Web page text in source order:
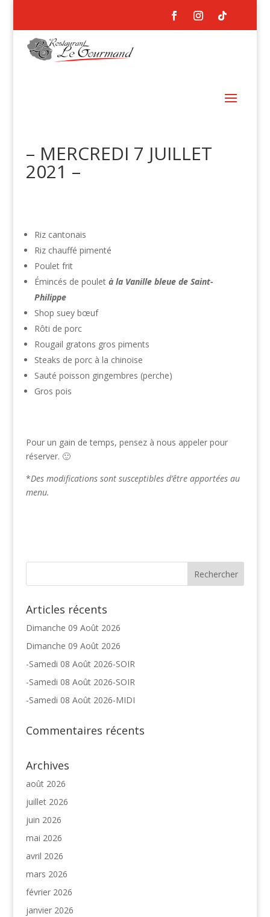
– MERCREDI 7 JUILLET
2021 –
Riz cantonais
Riz chauffé pimenté
Poulet frit
Émincés de poulet à la Vanille bleue de Saint-
Philippe
Shop suey bœuf
Rôti de porc
Rougail gratons gros piments
Steaks de porc à la chinoise
Sauté poisson gingembres (perche)
Gros pois
Pour un gain de temps, pensez à nous appeler pour
réserver. 🙂
*Des modifications sont susceptibles d’être apportées au
menu.
Articles récents
Dimanche 09 Août 2026
Dimanche 09 Août 2026
-Samedi 08 Août 2026-SOIR
-Samedi 08 Août 2026-SOIR
-Samedi 08 Août 2026-MIDI
Commentaires récents
Archives
août 2026
juillet 2026
juin 2026
mai 2026
avril 2026
mars 2026
février 2026
janvier 2026